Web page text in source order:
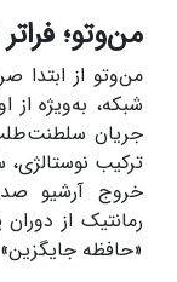
من‌وتو؛
من‌وتو از ابتدا
جریان
ترکیب
خروج آرشیو
رمانتیک از
«حافظه